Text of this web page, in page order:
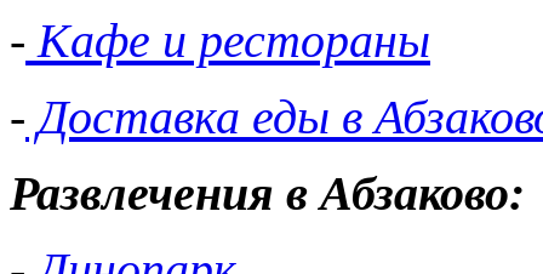
- Кафе и рестораны
- Доставка еды в
Развлечения в Абзаково: